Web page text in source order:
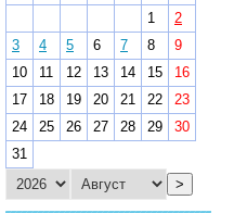
1
2
3
4 5 6 7 8
9
10
11 12 13 14 15
16
17
18 19 20 21 22
23
24
25 26 27 28 29
30
31
>